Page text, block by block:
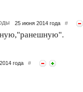
25 июня 2014 года #
года #